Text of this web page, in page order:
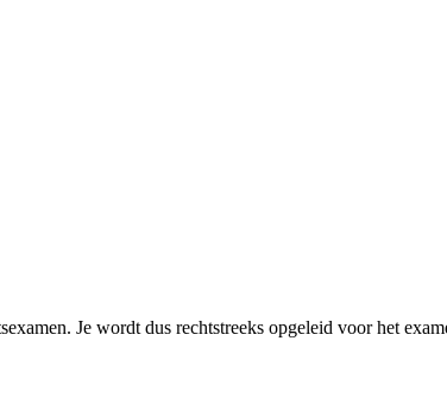
Je wordt dus rechtstreeks opgeleid voor het